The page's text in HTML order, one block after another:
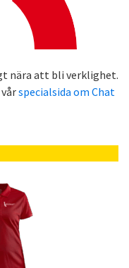
nära att bli verklighet.
specialsida om Chat